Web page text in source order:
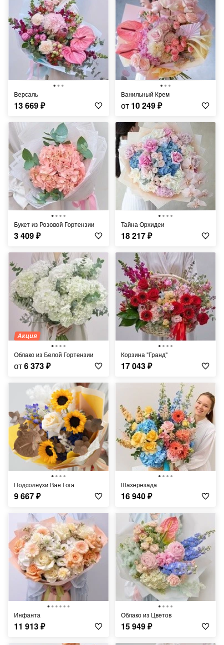
Версаль
13 669₽
Ванильный Крем
от 10 249₽
Букет из Розовой Гортензии
3 409₽
Тайна Орхидеи
18 217₽
Акция
Облако из Белой Гортензии
от6 373₽
Корзина "Гранд"
17 043₽
Подсолнухи Ван Гога
9 667₽
Шахерезада
16 940₽
Инфанта
11 913₽
Облако из Цветов
15 949₽